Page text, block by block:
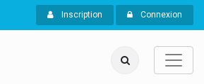
Inscription Connexion